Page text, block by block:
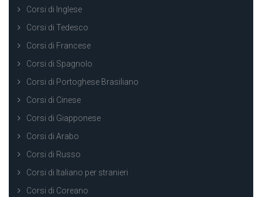
Corsi di Inglese
Corsi di Tedesco
Corsi di Francese
Corsi di Spagnolo
Corsi di Portoghese Brasiliano
Corsi di Cinese
Corsi di Giapponese
Corsi di Arabo
Corsi di Russo
Corsi di Italiano per stranieri
Corsi di Coreano